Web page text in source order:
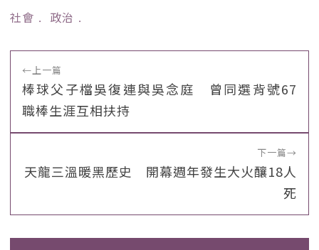
社會 ﹒ 政治 ﹒
←上一篇
棒球父子檔吳復連與吳念庭 曾同選背號67
職棒生涯互相扶持
下一篇→
天龍三溫暖黑歷史 開幕週年發生大火釀18人
死